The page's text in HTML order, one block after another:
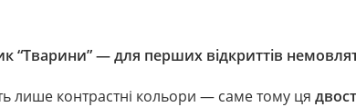
“Тварини” — для перших відкриттів
лише контрастні кольори — саме тому ця